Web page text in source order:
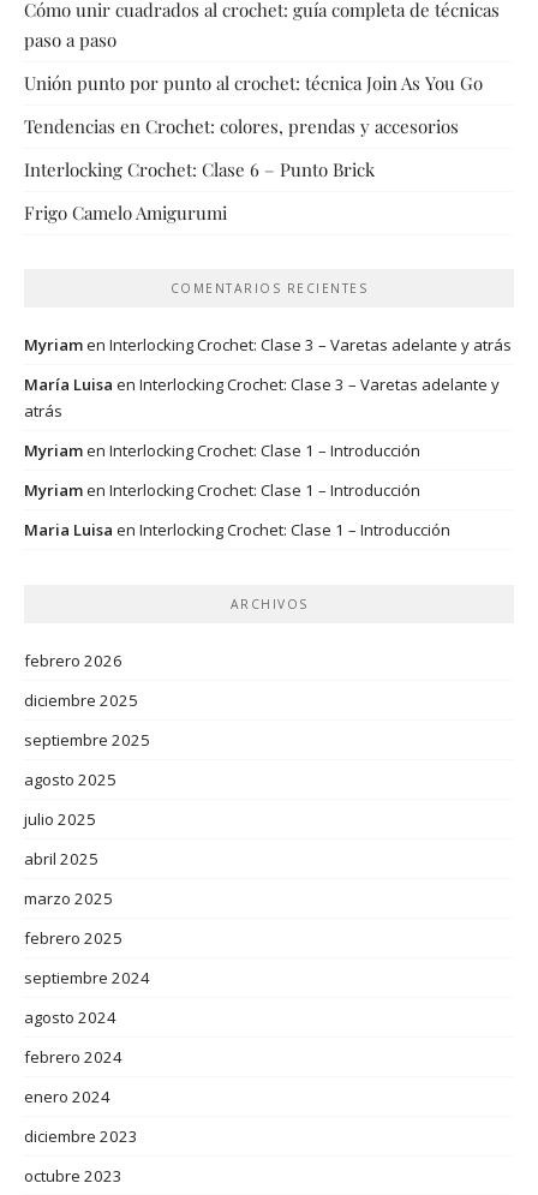
Cómo unir cuadrados al crochet: guía completa de técnicas
paso a paso
Unión punto por punto al crochet: técnica Join As You Go
Tendencias en Crochet: colores, prendas y accesorios
Interlocking Crochet: Clase 6 – Punto Brick
Frigo Camelo Amigurumi
COMENTARIOS RECIENTES
Myriamen Interlocking Crochet: Clase 3 – Varetas adelante y atrás
María Luisa en Interlocking Crochet: Clase 3 – Varetas adelante y
atrás
Myriamen Interlocking Crochet: Clase 1 – Introducción
Myriamen Interlocking Crochet: Clase 1 – Introducción
Maria Luisa en Interlocking Crochet: Clase 1 – Introducción
ARCHIVOS
febrero 2026
diciembre 2025
septiembre 2025
agosto 2025
julio 2025
abril 2025
marzo 2025
febrero 2025
septiembre 2024
agosto 2024
febrero 2024
enero 2024
diciembre 2023
octubre 2023